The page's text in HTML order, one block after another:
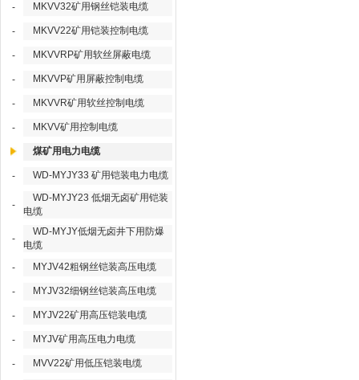
- MKVV32矿用钢丝铠装电缆
- MKVV22矿用铠装控制电缆
- MKVVRP矿用软丝屏蔽电缆
- MKVVP矿用屏蔽控制电缆
- MKVVR矿用软丝控制电缆
- MKVV矿用控制电缆
煤矿用电力电缆
- WD-MYJY33 矿用铠装电力电缆
-
WD-MYJY23 低烟无卤矿用铠装
电缆
-
WD-MYJY低烟无卤井下用防爆
电缆
-
MYJV42粗钢丝铠装高压电缆
- MYJV32细钢丝铠装高压电缆
- MYJV22矿用高压铠装电缆
- MYJV矿用高压电力电缆
- MVV22矿用低压铠装电缆